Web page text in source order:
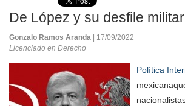
De López y su desfile
Gonzalo Ramos Aranda
| 17/09/2022
Licenciado en Derecho
Política